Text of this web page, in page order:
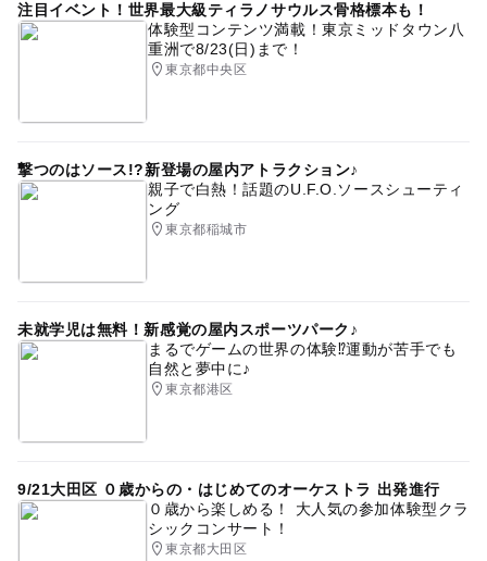
注目イベント！世界最大級ティラノサウルス骨格標本も！
体験型コンテンツ満載！東京ミッドタウン八
重洲で8/23(日)まで！
東京都中央区
撃つのはソース!?新登場の屋内アトラクション♪
親子で白熱！話題のU.F.O.ソースシューティ
ング
東京都稲城市
未就学児は無料！新感覚の屋内スポーツパーク♪
まるでゲームの世界の体験⁉運動が苦手でも
自然と夢中に♪
東京都港区
9/21大田区 ０歳からの・はじめてのオーケストラ 出発進行
０歳から楽しめる！ 大人気の参加体験型クラ
シックコンサート！
東京都大田区